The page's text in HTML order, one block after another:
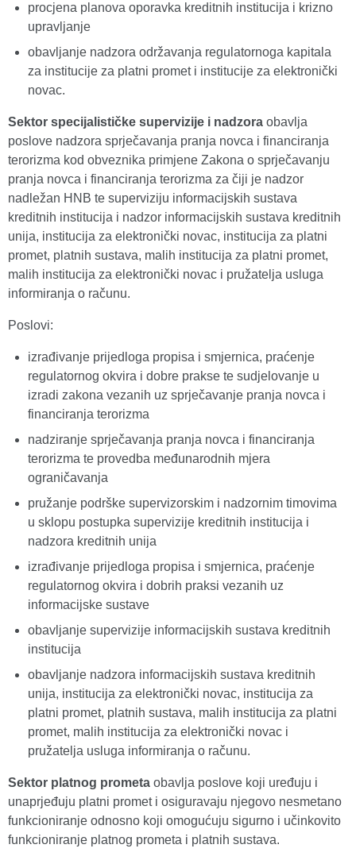
procjena planova oporavka kreditnih institucija i krizno
upravljanje
obavljanje nadzora održavanja regulatornoga kapitala
za institucije za platni promet i institucije za elektronički
novac.
Sektor specijalističke supervizije i nadzora obavlja
poslove nadzora sprječavanja pranja novca i financiranja
terorizma kod obveznika primjene Zakona o sprječavanju
pranja novca i financiranja terorizma za čiji je nadzor
nadležan HNB te superviziju informacijskih sustava
kreditnih institucija i nadzor informacijskih sustava kreditnih
unija, institucija za elektronički novac, institucija za platni
promet, platnih sustava, malih institucija za platni promet,
malih institucija za elektronički novac i pružatelja usluga
informiranja o računu.
Poslovi:
izrađivanje prijedloga propisa i smjernica, praćenje
regulatornog okvira i dobre prakse te sudjelovanje u
izradi zakona vezanih uz sprječavanje pranja novca i
financiranja terorizma
nadziranje sprječavanja pranja novca i financiranja
terorizma te provedba međunarodnih mjera
ograničavanja
pružanje podrške supervizorskim i nadzornim timovima
u sklopu postupka supervizije kreditnih institucija i
nadzora kreditnih unija
izrađivanje prijedloga propisa i smjernica, praćenje
regulatornog okvira i dobrih praksi vezanih uz
informacijske sustave
obavljanje supervizije informacijskih sustava kreditnih
institucija
obavljanje nadzora informacijskih sustava kreditnih
unija, institucija za elektronički novac, institucija za
platni promet, platnih sustava, malih institucija za platni
promet, malih institucija za elektronički novac i
pružatelja usluga informiranja o računu.
Sektor platnog prometa obavlja poslove koji uređuju i
unaprjeđuju platni promet i osiguravaju njegovo nesmetano
funkcioniranje odnosno koji omogućuju sigurno i učinkovito
funkcioniranje platnog prometa i platnih sustava.